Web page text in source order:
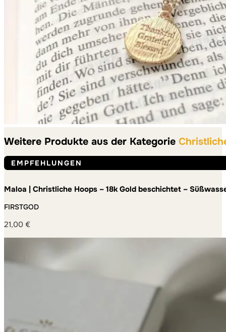
Weitere Produkte aus der Kategorie
EMPFEHLUNGEN
Maloa | Christliche Hoops – 18k Gold beschichtet –
FIRSTGOD
21,00 €